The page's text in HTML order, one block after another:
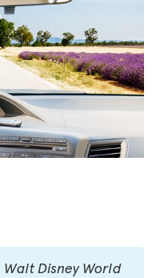
Walt Disney World